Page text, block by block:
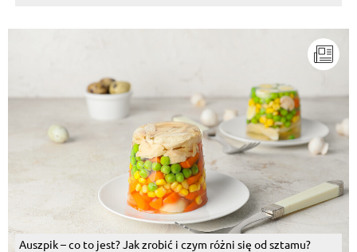
Auszpik – co to jest? Jak zrobić i czym różni się od sztamu?